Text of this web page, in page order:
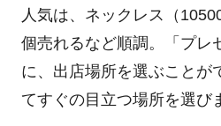
人気は、ネックレス（
個売れるなど順調。「プレ
に、出店場所を選ぶことが
てすぐの目立つ場所を選び